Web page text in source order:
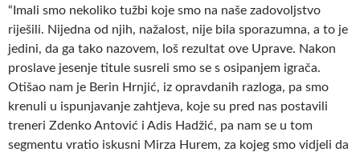
“Imali smo nekoliko tužbi koje smo na naše zadovoljstvo
riješili. Nijedna od njih, nažalost, nije bila sporazumna, a to je
jedini, da ga tako nazovem, loš rezultat ove Uprave. Nakon
proslave jesenje titule susreli smo se s osipanjem igrača.
Otišao nam je Berin Hrnjić, iz opravdanih razloga, pa smo
krenuli u ispunjavanje zahtjeva, koje su pred nas postavili
treneri Zdenko Antović i Adis Hadžić, pa nam se u tom
segmentu vratio iskusni Mirza Hurem, za kojeg smo vidjeli da